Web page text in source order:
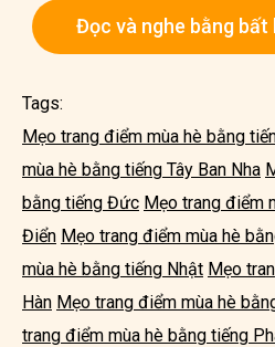
Đọc và nghe bằng bất
Tags:
Mẹo trang điểm mùa hè bằng
mùa hè bằng tiếng Tây Ban Nha
bằng tiếng Đức Mẹo trang điểm
Điển Mẹo trang điểm mùa hè
mùa hè bằng tiếng Nhật Mẹo
Hàn Mẹo trang điểm mùa hè
trang điểm mùa hè bằng tiếng